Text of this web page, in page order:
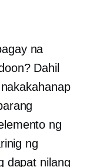
na
Dahil
ng
ng
dapat nilang